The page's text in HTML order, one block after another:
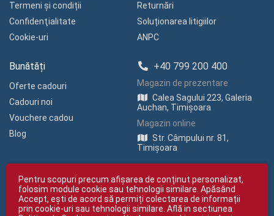
Termeni și condiții
Confidenţialitate
Cookie-uri
Returnări
Soluționarea litigiilor
ANPC
Bunătăți
Oferte cadouri
Cadouri noi
Vouchere cadou
Blog
+40 799 200 400
Magazin de prezentare
Calea Sagului 223, Galeria
Auchan, Timișoara
Magazin online
Str. Câmpului nr. 81,
Timișoara
Pentru scopuri precum afișarea de conținut personalizat,
folosim module cookie sau tehnologii similare. Apăsând
Accept, ești de acord să permiți colectarea de informații
prin cookie-uri sau tehnologii similare. Află in sectiunea